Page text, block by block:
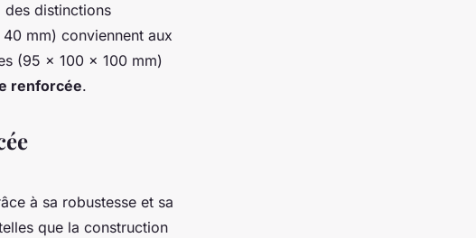
distinctions
mm) conviennent aux
(95 x 100 x 100 mm)
renforcée.
à sa robustesse et sa
que la construction